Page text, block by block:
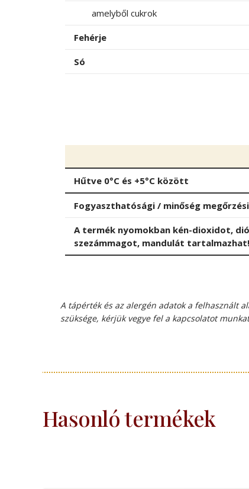
amelyből cukrok
Fehérje
Só
Hűtve 0°C és +5°C között
Fogyaszthatósági / minőség
A termék nyomokban kén-dioxidot,
szezámmagot, mandulát tartalmazhat!
A tápérték és az alergén adatok a felhasznált
szüksége, kérjük vegye fel a kapcsolatot
Hasonló termékek